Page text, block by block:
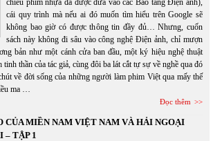
chiếu phim nhựa đã được đưa vào các Bảo tàng Điện ảnh),
cái quy trình mà nếu ai đó muốn tìm hiểu trên Google sẽ
không bao giờ có được thông tin đầy đủ… Nhưng, cuốn
sách này không đi sâu vào công nghệ Điện ảnh, chỉ mượn
bản như một cánh cửa ban đầu, một ký hiệu nghệ thuật
tinh thần của tác giả, cùng đôi ba lát cắt tự sự về nghề qua đó
về đời sống của những người làm phim Việt qua mấy thế
ma …
Đọc thêm
CỦA MIỀN NAM VIỆT NAM VÀ HẢI NGOẠI
– TẬP 1